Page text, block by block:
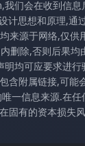
们会在收到信息
计思想和原理,通
来源于网络,仅供
删除,否则后果均
均可应要求进
含附属链接,可能
一信息来源.在
固有的资本损失